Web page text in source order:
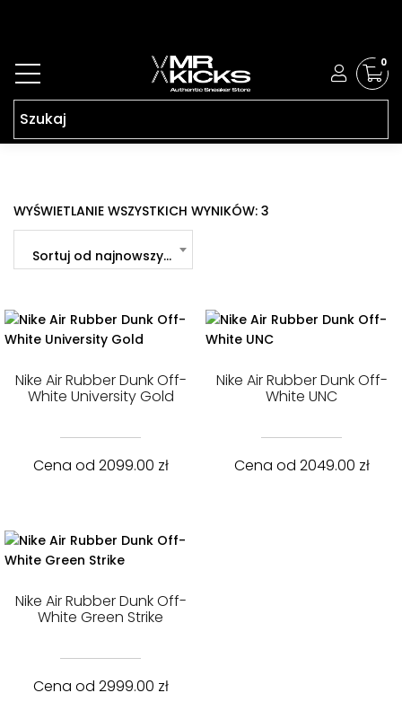
0
WYŚWIETLANIE WSZYSTKICH WYNIKÓW: 3
Sortuj od najnowszych
Nike Air Rubber Dunk Off-
White University Gold
Cena od 2099.00 zł
Nike Air Rubber Dunk Off-
White UNC
Cena od 2049.00 zł
Nike Air Rubber Dunk Off-
White Green Strike
Cena od 2999.00 zł